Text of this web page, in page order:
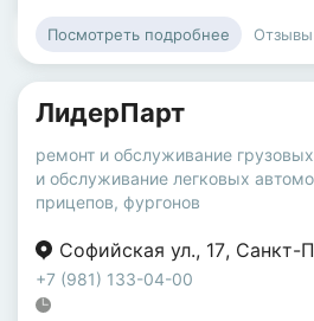
Посмотреть подробнее Отзывы
ЛидерПарт
ремонт и обслуживание
и обслуживание легковых
прицепов, фургонов
Софийская ул., 17, Санкт-
+7 (981) 133-04-00